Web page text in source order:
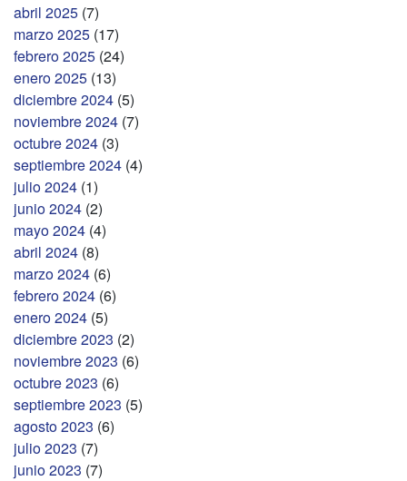
abril 2025 (7)
marzo 2025 (17)
febrero 2025 (24)
enero 2025 (13)
diciembre 2024 (5)
noviembre 2024 (7)
octubre 2024 (3)
septiembre 2024 (4)
julio 2024 (1)
junio 2024 (2)
mayo 2024 (4)
abril 2024 (8)
marzo 2024 (6)
febrero 2024 (6)
enero 2024 (5)
diciembre 2023 (2)
noviembre 2023 (6)
octubre 2023 (6)
septiembre 2023 (5)
agosto 2023 (6)
julio 2023 (7)
junio 2023 (7)